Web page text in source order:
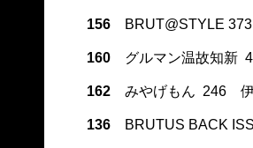
156 BRUT@STYLE
160 グルマン温故知新
162 みやげもん 246 伊
136 BRUTUS BACK